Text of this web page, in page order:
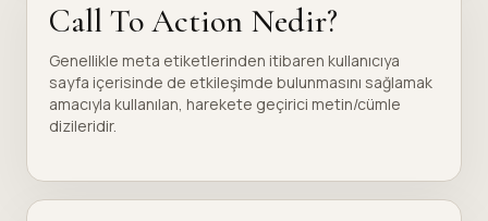
Call To Action Nedir?
Genellikle meta etiketlerinden itibaren kullanıcıya
sayfa içerisinde de etkileşimde bulunmasını sağlamak
amacıyla kullanılan, harekete geçirici metin/cümle
dizileridir.